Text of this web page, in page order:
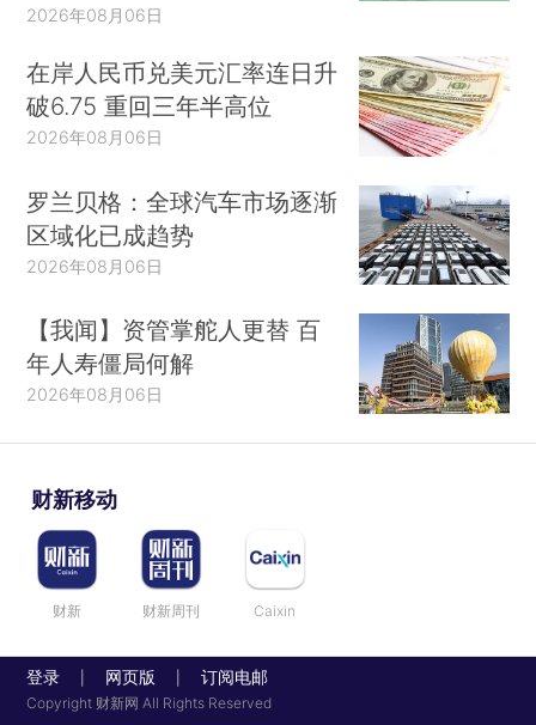
2026年08月06日
在岸人民币兑美元汇率连日升
破6.75 重回三年半高位
2026年08月06日
罗兰贝格：全球汽车市场逐渐
区域化已成趋势
2026年08月06日
【我闻】资管掌舵人更替 百
年人寿僵局何解
2026年08月06日
财新移动
财新 财新周刊 Caixin
登录 网页版 订阅电邮
Copyright 财新网 All Rights Reserved